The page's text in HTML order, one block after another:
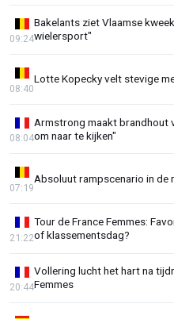
Bakelants ziet Vlaamse
wielersport"
09:24
Lotte Kopecky velt stevige
08:40
Armstrong maakt brandhout
om naar te kijken"
08:04
Absoluut rampscenario in de
07:19
Tour de France Femmes:
of klassementsdag?
21:22
Vollering lucht het hart na
Femmes
20:44